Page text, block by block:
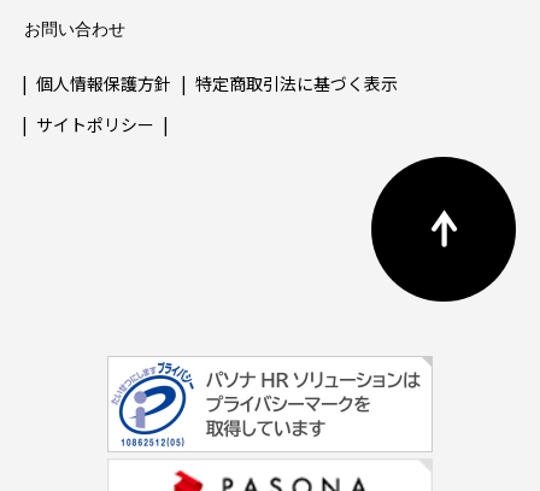
お問い合わせ
個人情報保護方針
特定商取引法に基づく表示
サイトポリシー